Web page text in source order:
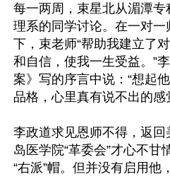
每一两周，束星北从湄潭
理系的同学讨论。在一对
下，束老师“帮助我建立了
和自信，使我一生受益。”
案》写的序言中说：“想起
品格，心里真有说不出的感
李政道求见恩师不得，返
岛医学院“革委会”才心不甘
“右派”帽。但并没有启用他